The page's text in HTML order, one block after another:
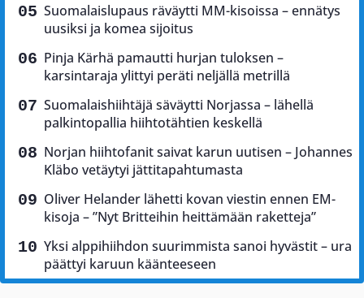
Suomalaislupaus räväytti MM-kisoissa – ennätys
uusiksi ja komea sijoitus
Pinja Kärhä pamautti hurjan tuloksen –
karsintaraja ylittyi peräti neljällä metrillä
Suomalaishiihtäjä säväytti Norjassa – lähellä
palkintopallia hiihtotähtien keskellä
Norjan hiihtofanit saivat karun uutisen – Johannes
Kläbo vetäytyi jättitapahtumasta
Oliver Helander lähetti kovan viestin ennen EM-
kisoja – ”Nyt Britteihin heittämään raketteja”
Yksi alppihiihdon suurimmista sanoi hyvästit – ura
päättyi karuun käänteeseen